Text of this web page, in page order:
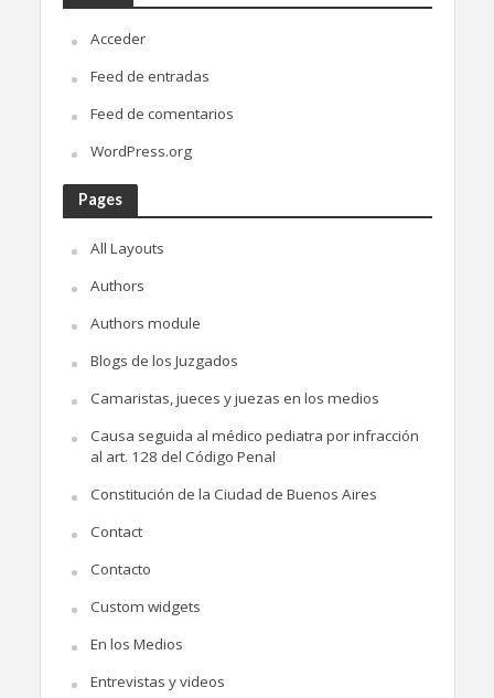
Acceder
Feed de entradas
Feed de comentarios
WordPress.org
Pages
All Layouts
Authors
Authors module
Blogs de los Juzgados
Camaristas, jueces y juezas en los medios
Causa seguida al médico pediatra por infracción
al art. 128 del Código Penal
Constitución de la Ciudad de Buenos Aires
Contact
Contacto
Custom widgets
En los Medios
Entrevistas y videos